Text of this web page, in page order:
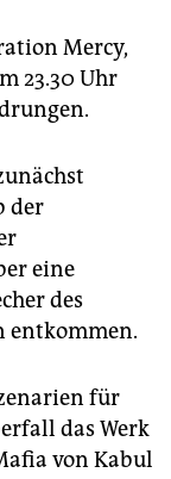
Mercy,
23.30 Uhr
der
eine
des
entkommen.
für
das Werk
von Kabul